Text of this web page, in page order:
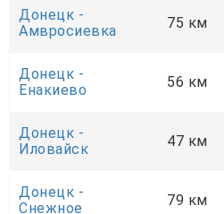
Донецк -
Амвросиевка
75 км
Донецк -
Енакиево
56 км
Донецк -
Иловайск
47 км
Донецк -
Снежное
79 км